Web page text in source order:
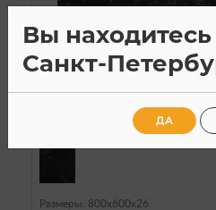
Столешница 800
Размеры: 800х600х26
Вы
Санкт-
ДА